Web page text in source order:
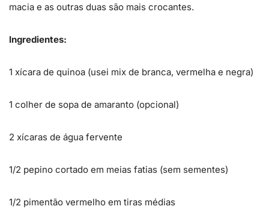
macia e as outras duas são mais crocantes.
Ingredientes:
1 xícara de quinoa (usei mix de branca, vermelha e negra)
1 colher de sopa de amaranto (opcional)
2 xícaras de água fervente
1/2 pepino cortado em meias fatias (sem sementes)
1/2 pimentão vermelho em tiras médias